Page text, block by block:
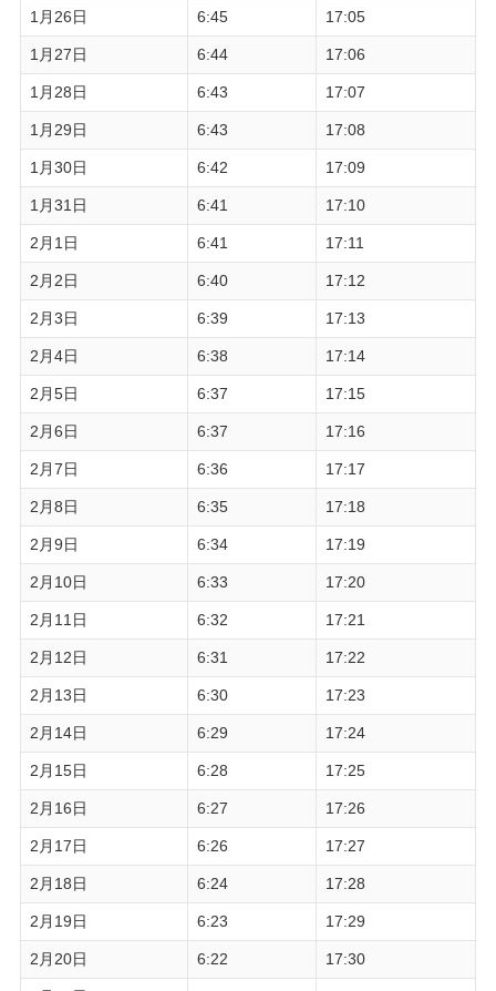
1月26日 6:45 17:05
1月27日 6:44 17:06
1月28日 6:43 17:07
1月29日 6:43 17:08
1月30日 6:42 17:09
1月31日 6:41 17:10
2月1日 6:41 17:11
2月2日 6:40 17:12
2月3日 6:39 17:13
2月4日 6:38 17:14
2月5日 6:37 17:15
2月6日 6:37 17:16
2月7日 6:36 17:17
2月8日 6:35 17:18
2月9日 6:34 17:19
2月10日 6:33 17:20
2月11日 6:32 17:21
2月12日 6:31 17:22
2月13日 6:30 17:23
2月14日 6:29 17:24
2月15日 6:28 17:25
2月16日 6:27 17:26
2月17日 6:26 17:27
2月18日 6:24 17:28
2月19日 6:23 17:29
2月20日 6:22 17:30